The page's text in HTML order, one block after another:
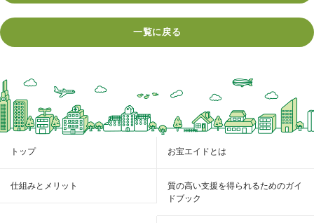
一覧に戻る
トップ お宝エイドとは
仕組みとメリット
質の高い支援を得られるためのガイ
ドブック